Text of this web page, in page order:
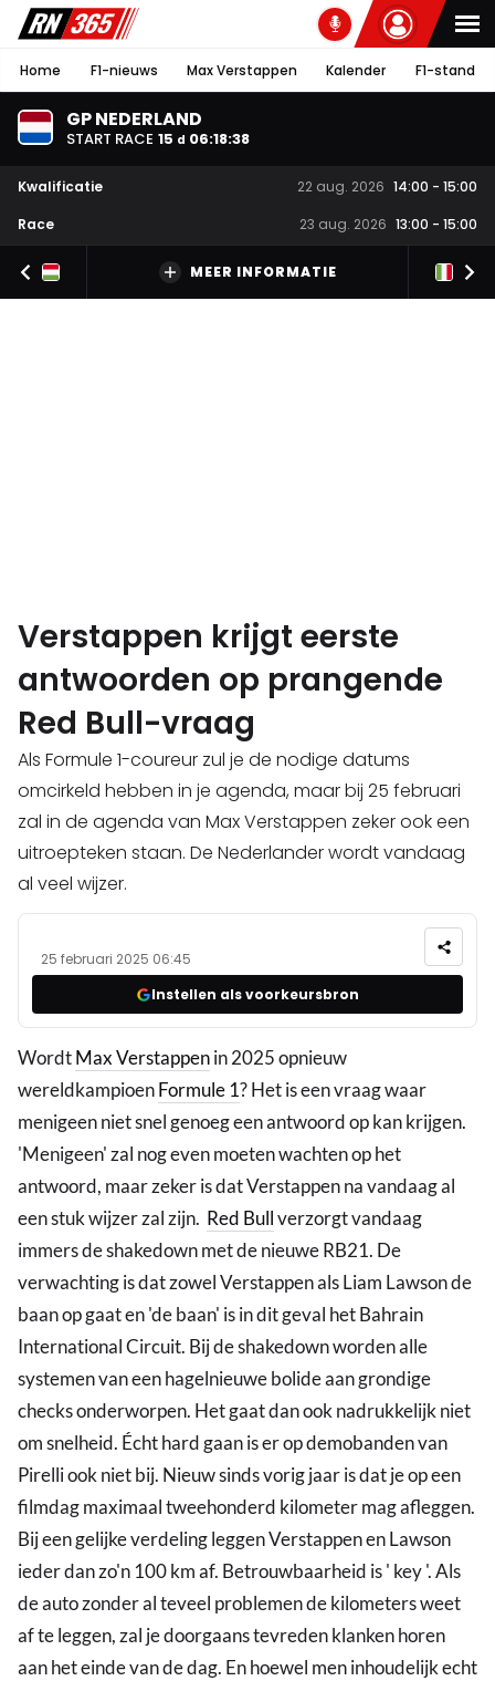
Home F1-nieuws Max Verstappen Kalender F1-stand
GP NEDERLAND
START RACE 15 d 06:18:37
Kwalificatie 22 aug. 2026 14:00 - 15:00
Race
23 aug. 2026 13:00 - 15:00
MEER INFORMATIE
Verstappen krijgt eerste
antwoorden op prangende
Red Bull-vraag
Als Formule 1-coureur zul je de nodige datums
omcirkeld hebben in je agenda, maar bij 25 februari
zal in de agenda van Max Verstappen zeker ook een
uitroepteken staan. De Nederlander wordt vandaag
al veel wijzer.
25 februari 2025 06:45
Instellen als voorkeursbron
WordtMax Verstappenin 2025 opnieuw
wereldkampioenFormule 1? Het is een vraag waar
menigeen niet snel genoeg een antwoord op kan krijgen.
'Menigeen' zal nog even moeten wachten op het
antwoord, maar zeker is dat Verstappen na vandaag al
een stuk wijzer zal zijn. Red Bullverzorgt vandaag
immers de shakedown met de nieuwe RB21. De
verwachting is dat zowel Verstappen als Liam Lawson de
baan op gaat en 'de baan' is in dit geval het Bahrain
International Circuit. Bij de shakedown worden alle
systemen van een hagelnieuwe bolide aan grondige
checks onderworpen. Het gaat dan ook nadrukkelijk niet
om snelheid. Écht hard gaan is er op demobanden van
Pirelli ook niet bij. Nieuw sinds vorig jaar is dat je op een
filmdag maximaal tweehonderd kilometer mag afleggen.
Bij een gelijke verdeling leggen Verstappen en Lawson
ieder dan zo'n 100 km af. Betrouwbaarheid is ' key '. Als
de auto zonder al teveel problemen de kilometers weet
af te leggen, zal je doorgaans tevreden klanken horen
aan het einde van de dag. En hoewel men inhoudelijk echt